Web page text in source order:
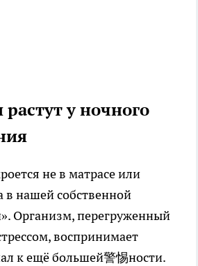
у ночного
не в матрасе или
в нашей собственной
Организм, перегруженный
воспринимает
к ещё большей警惕ности.